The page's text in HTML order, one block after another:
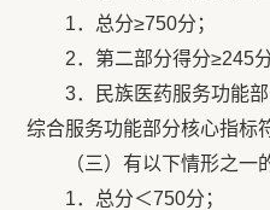
1．总分≥750分；
2．第二部分得分≥245
3．民族医药服务功能部
综合服务功能部分核心指标
（三）有以下情形之一的
1．总分＜750分；